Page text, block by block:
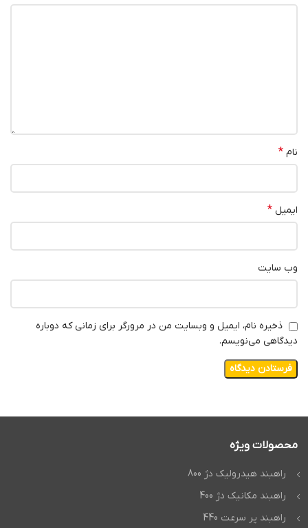
نام *
ایمیل *
وب‌ سایت
ذخیره نام، ایمیل و وبسایت من در مرورگر برای زمانی که دوباره
دیدگاهی می‌نویسم.
محصولات ویژه
راهبند هیدرولیک دژ 800
راهبند مکانیک دژ 400
راهبند پر سرعت 440